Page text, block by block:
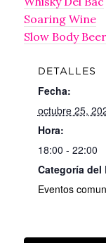
Soaring Wine
Slow Body
DETALLES
Fecha:
octubre 25,
Hora:
18:00 - 22:00
Categoría del
Eventos